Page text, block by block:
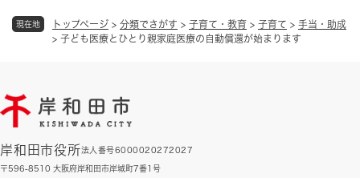
現在地 トップページ > 分類でさがす > 子育て・教育 > 子育て > 手当・助成
> 子ども医療とひとり親家庭医療の自動償還が始まります
岸和田市役所法人番号6000020272027
〒596-8510 大阪府岸和田市岸城町7番1号